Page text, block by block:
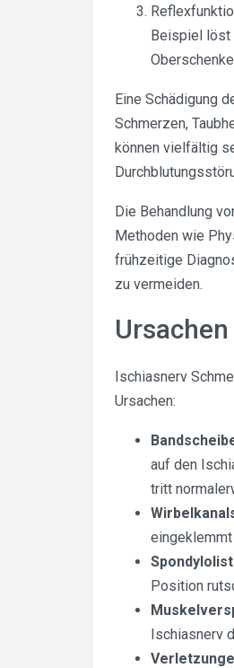
Beispiel löst
Eine Schädigung
Schmerzen,
können vielfältig
Die Behandlung
Methoden wie
frühzeitige
zu vermeiden.
Ischiasnerv
Ursachen:
auf den
tritt
Position
Ischiasnerv